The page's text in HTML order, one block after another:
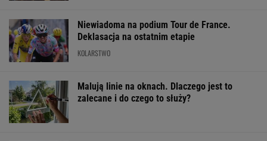
Niewiadoma na podium Tour de France.
Deklasacja na ostatnim etapie
KOLARSTWO
Malują linie na oknach. Dlaczego jest to
zalecane i do czego to służy?